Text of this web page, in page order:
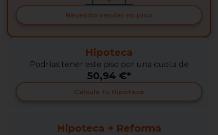
Necesito vender mi piso
Hipoteca
Podrías tener este piso por una cuota de
50,94 €*
Calcula tu Hipoteca
Hipoteca + Reforma